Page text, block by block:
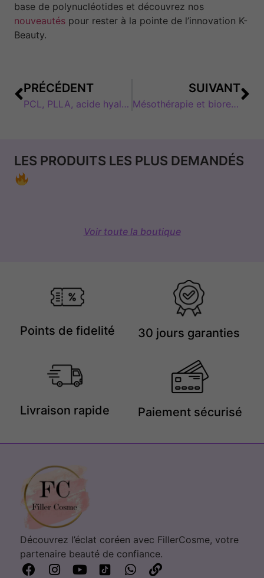
base de polynucléotides et découvrez nos
nouveautés pour rester à la pointe de l’innovation K-
Beauty.
PRÉCÉDENT
PCL, PLLA, acide hyaluronique : comprendre les stimulateurs de collagène
SUIVANT
Mésothérapie et biorevitalisation : quelles différences, quels résultats ?
LES PRODUITS LES PLUS DEMANDÉS
Voir toute la boutique
Points de fidelité 30 jours garanties
Livraison rapide Paiement sécurisé
Découvrez l’éclat coréen avec FillerCosme, votre
partenaire beauté de confiance.